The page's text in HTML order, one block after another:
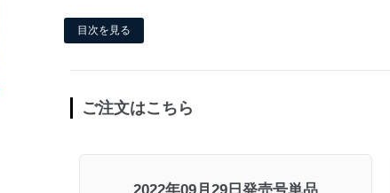
目次を見る
ご注文はこちら